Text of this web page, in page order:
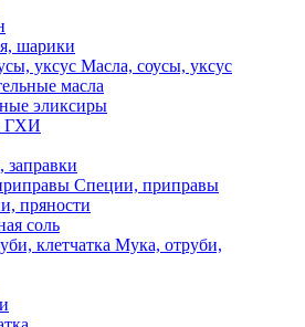
шарики
Масла, соусы, уксус
масла
эликсиры
ГХИ
заправки
Специи, приправы
пряности
соль
Мука, отруби,